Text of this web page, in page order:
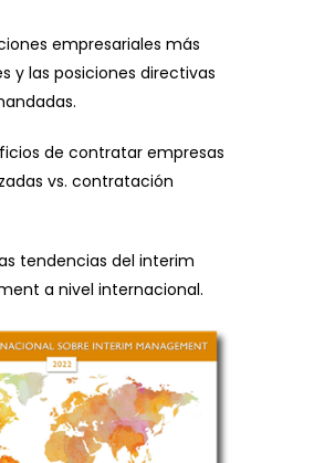
empresariales más
y las posiciones directivas
de contratar empresas
vs. contratación
tendencias del interim
a nivel internacional.